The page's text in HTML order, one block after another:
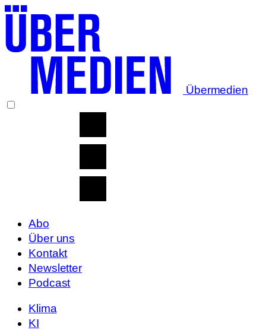
Übermedien
Abo
Über uns
Kontakt
Newsletter
Podcast
Klima
KI